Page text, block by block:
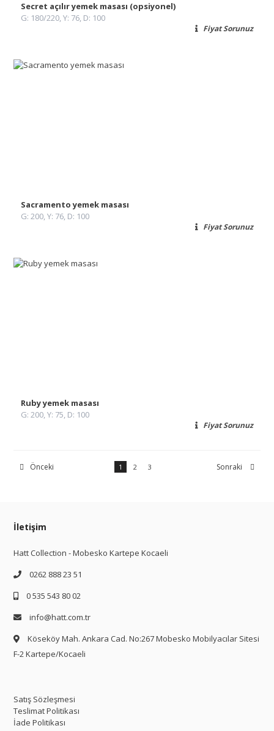
Secret açılır yemek masası (opsiyonel)
G: 180/220, Y: 76, D: 100
Fiyat Sorunuz
Sacramento yemek masası
G: 200, Y: 76, D: 100
Fiyat Sorunuz
Ruby yemek masası
G: 200, Y: 75, D: 100
Fiyat Sorunuz
Önceki 1 2 3 Sonraki
İletişim
Hatt Collection - Mobesko Kartepe Kocaeli
0262 888 23 51
0 535 543 80 02
info@hatt.com.tr
Köseköy Mah. Ankara Cad. No:267 Mobesko Mobilyacılar Sitesi
F-2 Kartepe/Kocaeli
Satış Sözleşmesi
Teslimat Politikası
İade Politikası